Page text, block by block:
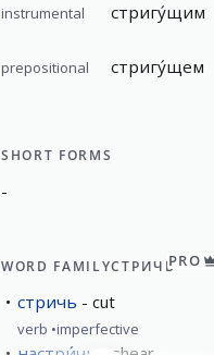
instrumental стригу́щим
prepositional стригу́щем
SHORT FORMS
-
WORD FAMILYСТРИЧЬPRO
стричь cut
verb imperfective